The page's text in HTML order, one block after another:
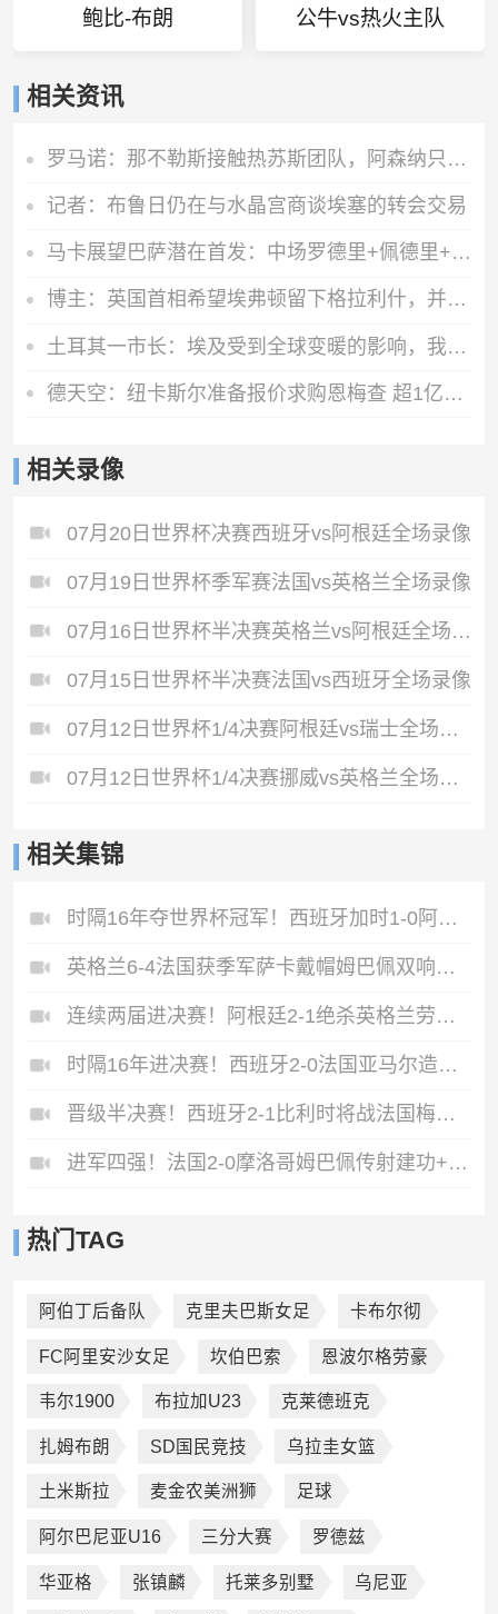
鲍比-布朗 公牛vs热火主队
相关资讯
罗马诺：那不勒斯接触热苏斯团队，阿森纳只接受永久转会
记者：布鲁日仍在与水晶宫商谈埃塞的转会交易
马卡展望巴萨潜在首发：中场罗德里+佩德里+奥尔莫 阿德耶米中锋
博主：英国首相希望埃弗顿留下格拉利什，并在今夏签下一名右后卫
土耳其一市长：埃及受到全球变暖的影响，我们愿给萨拉赫一块土地
德天空：纽卡斯尔准备报价求购恩梅查 超1亿欧才能让多特考虑放人
相关录像
07月20日世界杯决赛西班牙vs阿根廷全场录像
07月19日世界杯季军赛法国vs英格兰全场录像
07月16日世界杯半决赛英格兰vs阿根廷全场录像
07月15日世界杯半决赛法国vs西班牙全场录像
07月12日世界杯1/4决赛阿根廷vs瑞士全场录像
07月12日世界杯1/4决赛挪威vs英格兰全场录像
相关集锦
时隔16年夺世界杯冠军！西班牙加时1-0阿根廷费兰制胜恩佐染红
英格兰6-4法国获季军萨卡戴帽姆巴佩双响创纪录奥利塞2助+失良机
连续两届进决赛！阿根廷2-1绝杀英格兰劳塔罗恩佐破门梅西两助攻
时隔16年进决赛！西班牙2-0法国亚马尔造点奥亚萨瓦尔、波罗破门
晋级半决赛！西班牙2-1比利时将战法国梅里诺替补绝杀拉门斯送礼
进军四强！法国2-0摩洛哥姆巴佩传射建功+失点登贝莱贴地斩
热门TAG
阿伯丁后备队 克里夫巴斯女足 卡布尔彻
FC阿里安沙女足 坎伯巴索 恩波尔格劳豪
韦尔1900 布拉加U23 克莱德班克
扎姆布朗 SD国民竞技 乌拉圭女篮
土米斯拉 麦金农美洲狮 足球
阿尔巴尼亚U16 三分大赛 罗德兹
华亚格 张镇麟 托莱多别墅 乌尼亚